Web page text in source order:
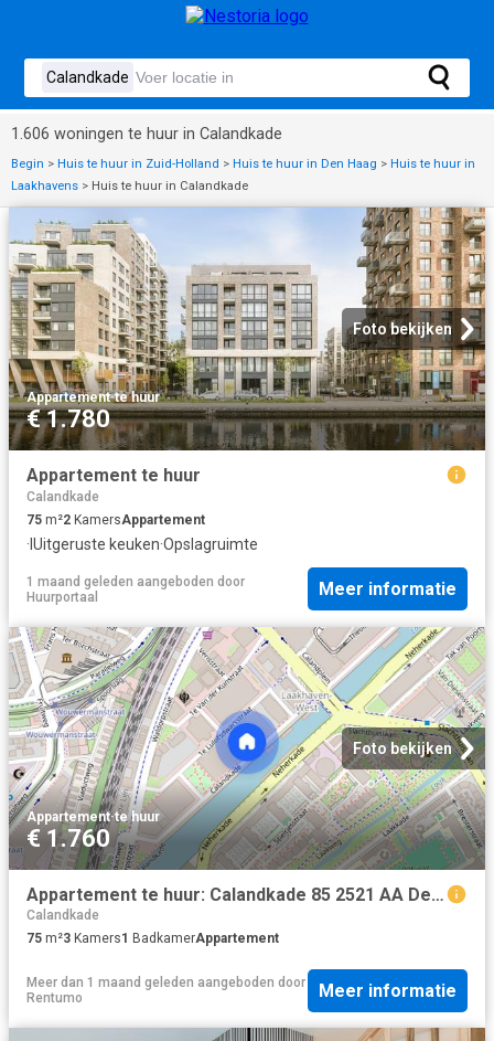
1.606 woningen te huur in Calandkade
Begin > Huis te huur in Zuid-Holland > Huis te huur in Den Haag > Huis te huur in
Laakhavens > Huis te huur in Calandkade
Foto bekijken
Appartement·te huur
€ 1.780
Appartement te huur
Calandkade
75 m²2 KamersAppartement
· IUitgeruste keuken·Opslagruimte
1 maand geleden aangeboden door
Huurportaal
Meer informatie
Foto bekijken
Appartement·te huur
€ 1.760
Appartement te huur: Calandkade 85 2521 AA Den Haag
Calandkade
75 m²3 Kamers1 BadkamerAppartement
Meer dan 1 maand geleden aangeboden door
Rentumo
Meer informatie